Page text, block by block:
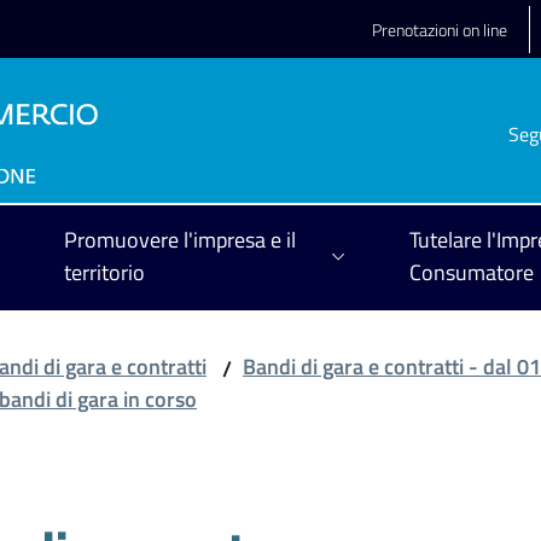
Prenotazioni on line
Promuovere l'impresa e il
territorio
Tutelare
Consumatore
di gara e contratti / Bandi di gara e contratti - dal
di gara in corso